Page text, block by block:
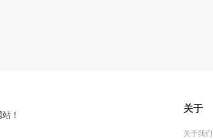
！
关于
关于我们